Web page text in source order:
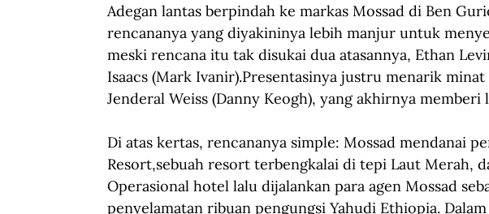
Adegan lantas berpindah ke markas Mossad di Ben
rencananya yang diyakininya lebih manjur untuk
meski rencana itu tak disukai dua atasannya, Ethan
Isaacs (Mark Ivanir).Presentasinya justru menarik
Jenderal Weiss (Danny Keogh), yang akhirnya memberi
Di atas kertas, rencananya simple: Mossad mendanai
Resort,sebuah resort terbengkalai di tepi Laut Merah,
Operasional hotel lalu dijalankan para agen Mossad
penyelamatan ribuan pengungsi Yahudi Ethiopia.